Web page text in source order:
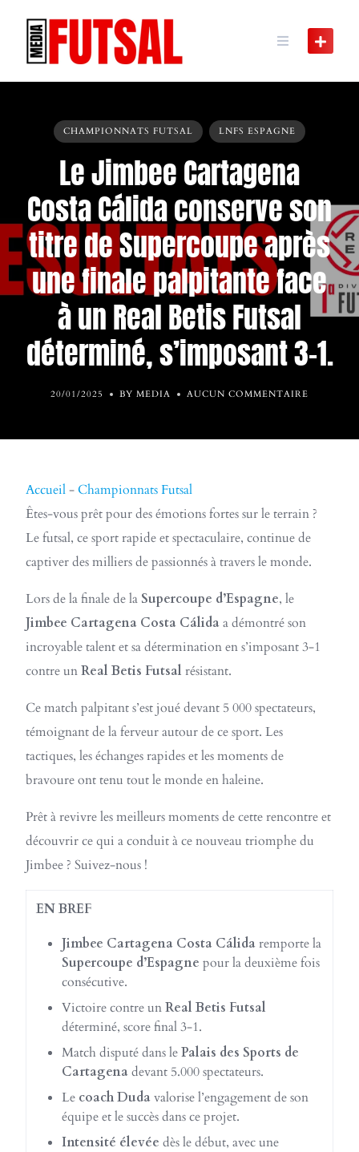
content
CHAMPIONNATS FUTSAL LNFS ESPAGNE
Le Jimbee Cartagena
Costa Cálida conserve son
titre de Supercoupe après
une finale palpitante face
à un Real Betis Futsal
déterminé, s’imposant 3-1.
20/01/2025 BY MEDIA AUCUN COMMENTAIRE
Accueil-Championnats Futsal
Êtes-vous prêt pour des émotions fortes sur le terrain ?
Le futsal, ce sport rapide et spectaculaire, continue de
captiver des milliers de passionnés à travers le monde.
Lors de la finale de la Supercoupe d’Espagne, le
Jimbee Cartagena Costa Cálidaa démontré son
incroyable talent et sa détermination en s’imposant 3-1
contre unReal Betis Futsal résistant.
Ce match palpitant s’est joué devant 5 000 spectateurs,
témoignant de la ferveur autour de ce sport. Les
tactiques, les échanges rapides et les moments de
bravoure ont tenu tout le monde en haleine.
Prêt à revivre les meilleurs moments de cette rencontre et
découvrir ce qui a conduit à ce nouveau triomphe du
Jimbee ? Suivez-nous !
EN BREF
Jimbee Cartagena Costa Cálidaremporte la
Supercoupe d’Espagne pour la deuxième fois
consécutive.
Victoire contre unReal Betis Futsal
déterminé, score final 3-1.
Match disputé dans lePalais des Sports de
Cartagenadevant 5.000 spectateurs.
Le coach Dudavalorise l’engagement de son
équipe et le succès dans ce projet.
Intensité élevée dès le début, avec une